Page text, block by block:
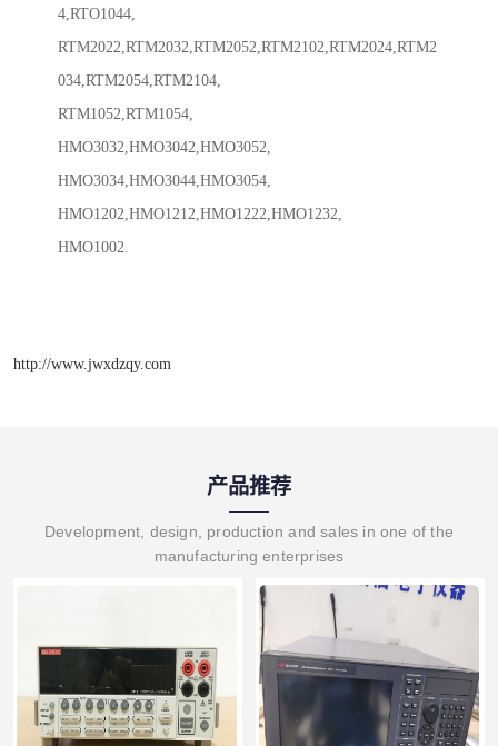
4,RTO1044,
RTM2022,RTM2032,RTM2052,RTM2102,RTM2024,RTM2
034,RTM2054,RTM2104,
RTM1052,RTM1054,
HMO3032,HMO3042,HMO3052,
HMO3034,HMO3044,HMO3054,
HMO1202,HMO1212,HMO1222,HMO1232,
HMO1002.
http://www.jwxdzqy.com
产品推荐
Development, design, production and sales in one of the
manufacturing enterprises